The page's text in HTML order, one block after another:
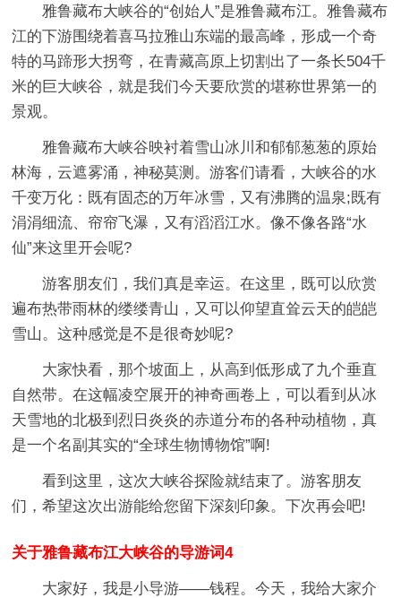
雅鲁藏布大峡谷的“创始人”是雅鲁藏布江。雅鲁藏布
江的下游围绕着喜马拉雅山东端的最高峰，形成一个奇
特的马蹄形大拐弯，在青藏高原上切割出了一条长504千
米的巨大峡谷，就是我们今天要欣赏的堪称世界第一的
景观。
雅鲁藏布大峡谷映衬着雪山冰川和郁郁葱葱的原始
林海，云遮雾涌，神秘莫测。游客们请看，大峡谷的水
千变万化：既有固态的万年冰雪，又有沸腾的温泉;既有
涓涓细流、帘帘飞瀑，又有滔滔江水。像不像各路“水
仙”来这里开会呢?
游客朋友们，我们真是幸运。在这里，既可以欣赏
遍布热带雨林的缕缕青山，又可以仰望直耸云天的皑皑
雪山。这种感觉是不是很奇妙呢?
大家快看，那个坡面上，从高到低形成了九个垂直
自然带。在这幅凌空展开的神奇画卷上，可以看到从冰
天雪地的北极到烈日炎炎的赤道分布的各种动植物，真
是一个名副其实的“全球生物博物馆”啊!
看到这里，这次大峡谷探险就结束了。游客朋友
们，希望这次出游能给您留下深刻印象。下次再会吧!
关于雅鲁藏布江大峡谷的导游词4
大家好，我是小导游——钱程。今天，我给大家介